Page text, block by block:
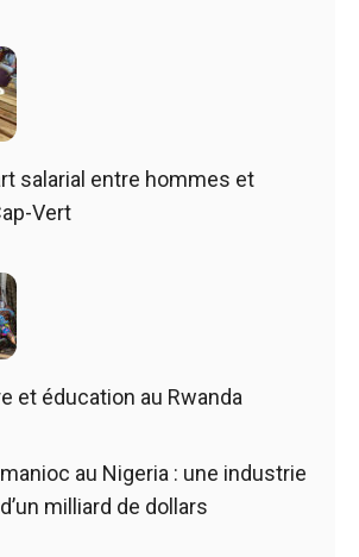
salarial entre hommes et
Vert
et éducation au Rwanda
au Nigeria : une industrie
milliard de dollars